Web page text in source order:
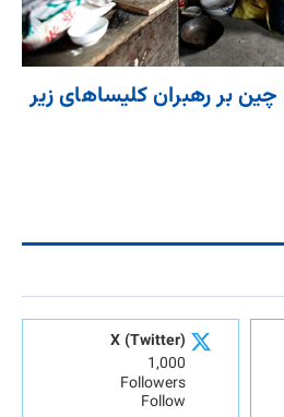
بر رهبران کلیساهای زیر
X (Twitter)
1,000
Followers
Follow